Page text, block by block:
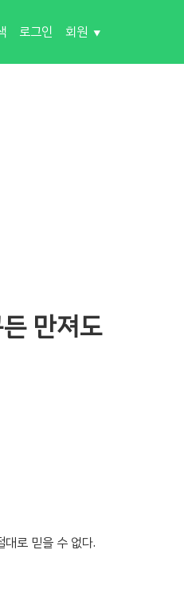
로그인 회원
만져도
로 믿을 수 없다.